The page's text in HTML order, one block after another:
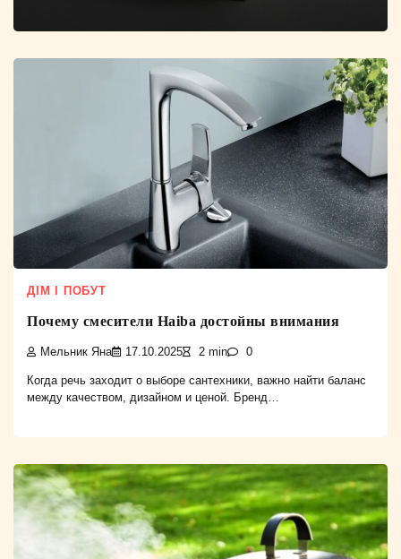
ДІМ І ПОБУТ
Почему смесители Haiba достойны внимания
Мельник Яна 17.10.2025 2 min 0
Когда речь заходит о выборе сантехники, важно найти баланс
между качеством, дизайном и ценой. Бренд…